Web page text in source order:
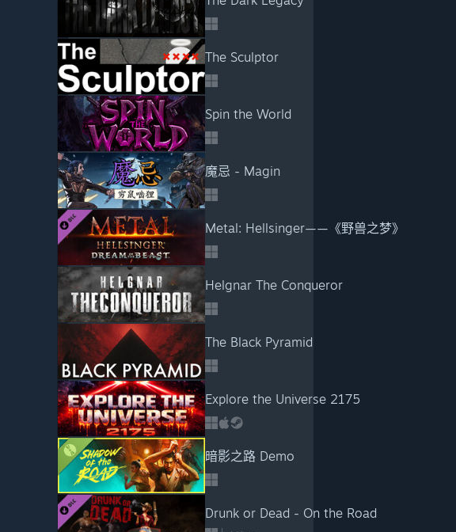
The Sculptor
Spin the World
魔忌 - Magin
Metal: Hellsinger——《野兽之梦》
Helgnar The Conqueror
The Black Pyramid
Explore the Universe 2175
暗影之路 Demo
Drunk or Dead - On the Road